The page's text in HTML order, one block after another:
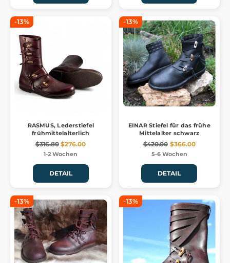
-13%
RASMUS, Lederstiefel
frühmittelalterlich
$316.80 $276.00
1-2 Wochen
DETAIL
-13%
EINAR Stiefel für das frühe
Mittelalter schwarz
$420.00 $366.00
5-6 Wochen
DETAIL
-13% -13%